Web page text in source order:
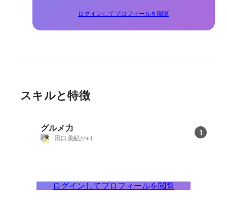
ログインしてプロフィールを閲覧
スキルと特徴
グルメ力 1
田口 美紀が+1
ログインしてプロフィールを閲覧